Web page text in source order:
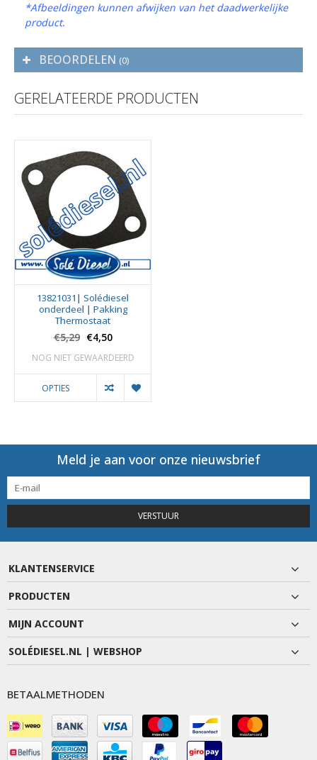
*Afbeeldingen kunnen afwijken van het daadwerkelijke
product.
BEOORDELEN (0)
GERELATEERDE PRODUCTEN
13821031| Solédiesel
onderdeel | Pakking
Thermostaat
€5,29 €4,50
NOG NIET GEWAARDEERD
OPTIES
Meld je aan voor onze nieuwsbrief
VERSTUUR
KLANTENSERVICE
PRODUCTEN
MIJN ACCOUNT
SOLÉDIESEL.NL | WEBSHOP
BETAALMETHODEN